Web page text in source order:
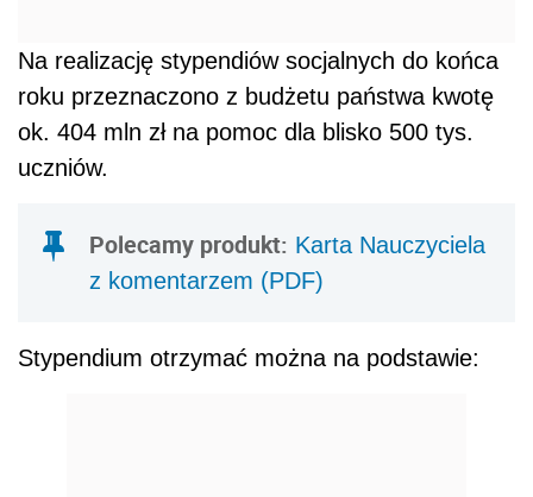
Na realizację stypendiów socjalnych do końca
roku przeznaczono z budżetu państwa kwotę
ok. 404 mln zł na pomoc dla blisko 500 tys.
uczniów.
Polecamy produkt: Karta Nauczyciela
z komentarzem (PDF)
Stypendium otrzymać można na podstawie: